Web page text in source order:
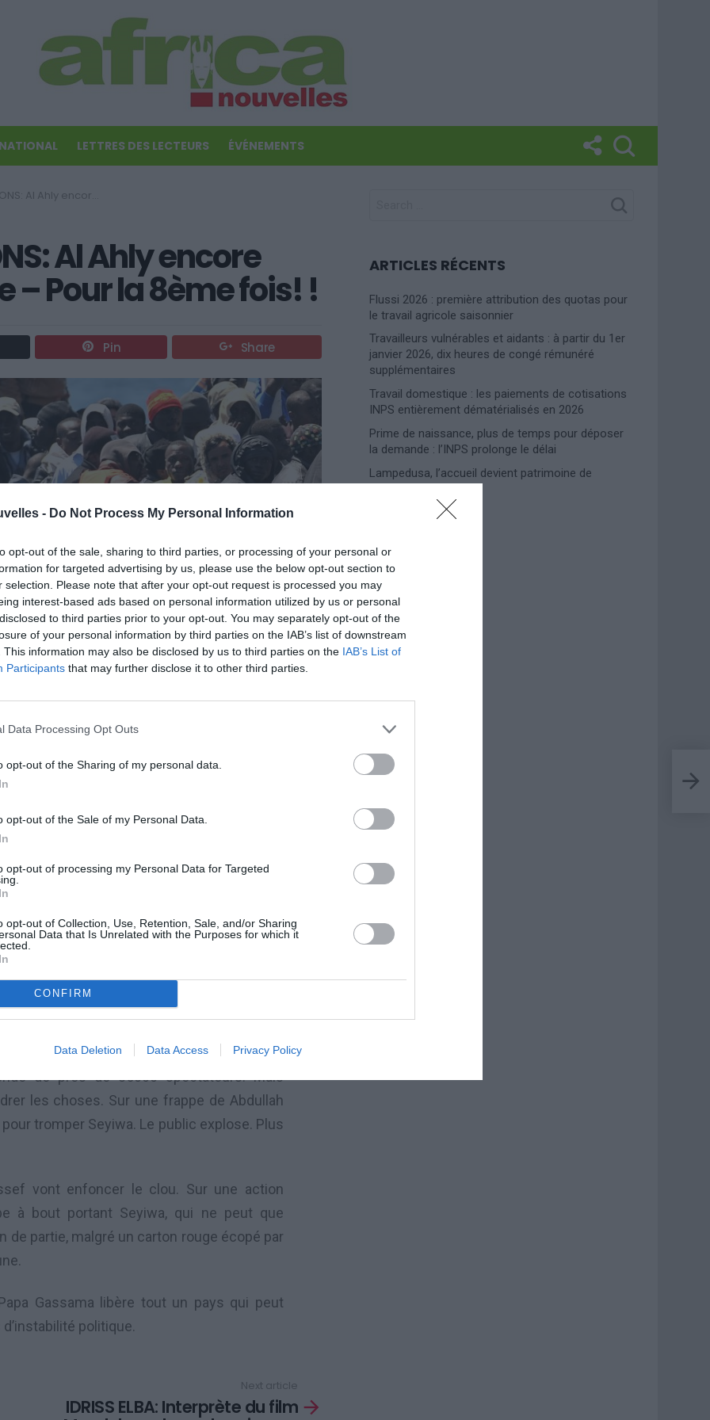
- Do Not Process My Personal Information
opt-out of the sale, sharing to third parties, or processing of your personal or
for targeted advertising by us, please use the below opt-out section to
selection. Please note that after your opt-out request is processed you may
interest-based ads based on personal information utilized by us or personal
to third parties prior to your opt-out. You may separately opt-out of the
of your personal information by third parties on the IAB’s list of downstream
This information may also be disclosed by us to third parties on the IAB’s List of
Participants that may further disclose it to other third parties.
Data Processing Opt Outs
opt-out of the Sharing of my personal data.
opt-out of the Sale of my Personal Data.
opt-out of processing my Personal Data for Targeted
opt-out of Collection, Use, Retention, Sale, and/or Sharing
Data that Is Unrelated with the Purposes for which it
CONFIRM
Data Deletion Data Access Privacy Policy
LETTRES DES LECTEURS ÉVÉNEMENTS
d’Afrique – Pour la 8ème fois! !
Al Ahly encore
Pour la 8ème fois! !
Pin Share
qu’il restait le plus grand club d’Afrique.
10 novembre au Caire, son 8è titre de
2-0 sur Orlando Pirates d’Afrique du Sud.
conserve un sacre qu’il avait déjà enlevé,
l’aller en réalisant le match nul 1-1 à
manche retour, un match nul 0-0 ferait
l’affaire de Wael Gomaa et ses
car les deux formations malgré de bonnes
n’était pas à l’abri d’une surprise
de près de 35000 spectateurs. Mais
les choses. Sur une frappe de Abdullah
tromper Seyiwa. Le public explose. Plus
vont enfoncer le clou. Sur une action
à bout portant Seyiwa, qui ne peut que
de partie, malgré un carton rouge écopé par
Gassama libère tout un pays qui peut
politique.
Next article
IDRISS ELBA: Interprète du film
ARTICLES RÉCENTS
Flussi 2026 : première attribution des quotas pour
le travail agricole saisonnier
Travailleurs vulnérables et aidants : à partir du 1er
janvier 2026, dix heures de congé rémunéré
supplémentaires
Travail domestique : les paiements de cotisations
INPS entièrement dématérialisés en 2026
Prime de naissance, plus de temps pour déposer
la demande : l’INPS prolonge le délai
Lampedusa, l’accueil devient patrimoine de